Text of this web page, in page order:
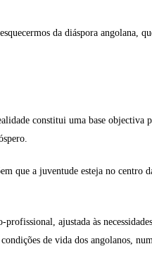
da diáspora angolana,
constitui uma base
que a juventude esteja no centro
ajustada às
de vida dos angolanos,